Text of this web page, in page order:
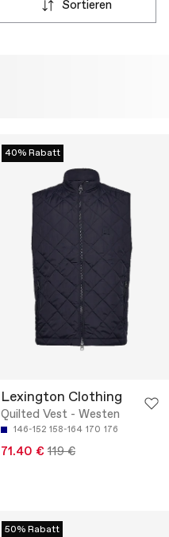
sortieren
40% Rabatt
Lexington Clothing
Quilted Vest - Westen
146-152 158-164 170 176
71.40 € 119 €
50% Rabatt